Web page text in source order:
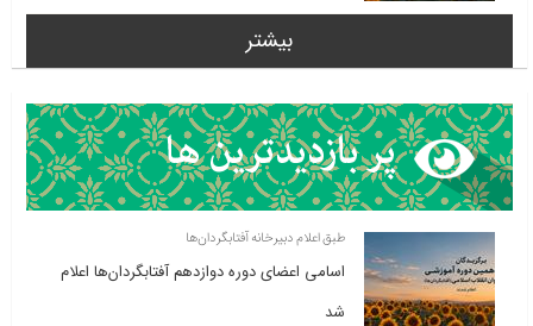
بیشتر
طبق اعلام دبیرخانه آفتابگردان‌ها
اسامی اعضای دوره دوازدهم آفتابگردان‌ها اعلام
شد